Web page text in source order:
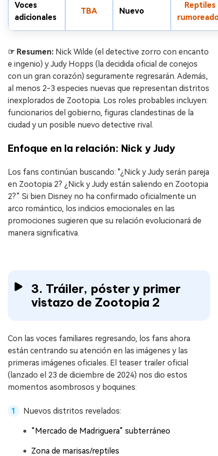
Voces
adicionales
TBA Nuevo
Reptiles
☞ Resumen: Nick Wilde (el detective zorro con encanto
e ingenio) y Judy Hopps (la decidida oficial de conejos
con un gran corazón) seguramente regresarán. Además,
al menos 2-3 especies nuevas que representan distritos
inexplorados de Zootopia. Los roles probables incluyen:
funcionarios del gobierno, figuras clandestinas de la
ciudad y un posible nuevo detective rival.
Enfoque en la relación: Nick y Judy
Los fans continúan buscando: "¿Nick y Judy serán pareja
en Zootopia 2? ¿Nick y Judy están saliendo en Zootopia
2?” Si bien Disney no ha confirmado oficialmente un
arco romántico, los indicios emocionales en las
promociones sugieren que su relación evolucionará de
manera significativa.
3. Tráiler, póster y primer
vistazo de Zootopia 2
Con las voces familiares regresando, los fans ahora
están centrando su atención en las imágenes y las
primeras imágenes oficiales. El teaser trailer oficial
(lanzado el 23 de diciembre de 2024) nos dio estos
momentos asombrosos y boquines:
Nuevos distritos revelados:
“Mercado de Madriguera” subterráneo
Zona de marisas/reptiles